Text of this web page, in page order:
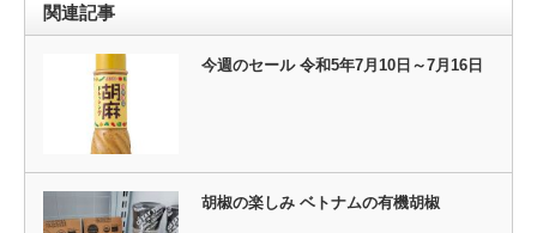
関連記事
今週のセール 令和5年7月10日～7月16日
胡椒の楽しみ ベトナムの有機胡椒